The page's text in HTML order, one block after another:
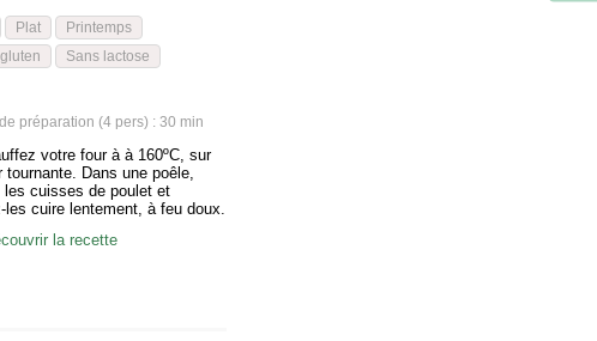
Plat
Printemps
Sans lactose
préparation (4 pers) : 30 min
votre four à à 160ºC, sur
tournante. Dans une poêle,
les cuisses de poulet et
les cuire lentement, à feu doux.
ensuite un peu le feu
5 minutes et laissez-les dorer
la recette